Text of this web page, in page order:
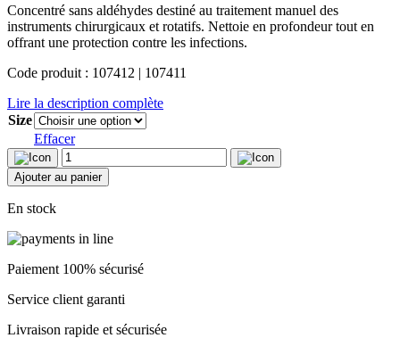
59,00 CHF
through
129,00 CHF
Concentré sans aldéhydes destiné au traitement manuel des
instruments chirurgicaux et rotatifs. Nettoie en profondeur tout en
offrant une protection contre les infections.
Code produit : 107412 | 107411
Lire la description complète
Size
Effacer
quantité
de
Gigasept
Instru
Ajouter au panier
En stock
Paiement 100% sécurisé
Service client garanti
Livraison rapide et sécurisée